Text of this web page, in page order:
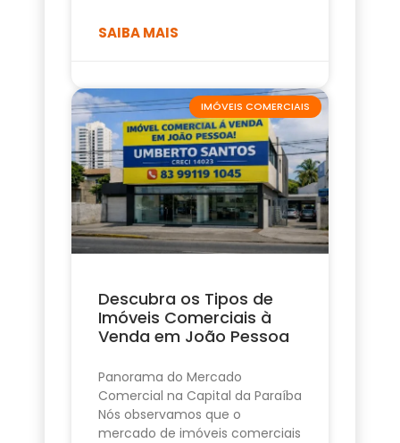
SAIBA MAIS
IMÓVEIS COMERCIAIS
Descubra os Tipos de
Imóveis Comerciais à
Venda em João Pessoa
Panorama do Mercado
Comercial na Capital da Paraíba
Nós observamos que o
mercado de imóveis comerciais